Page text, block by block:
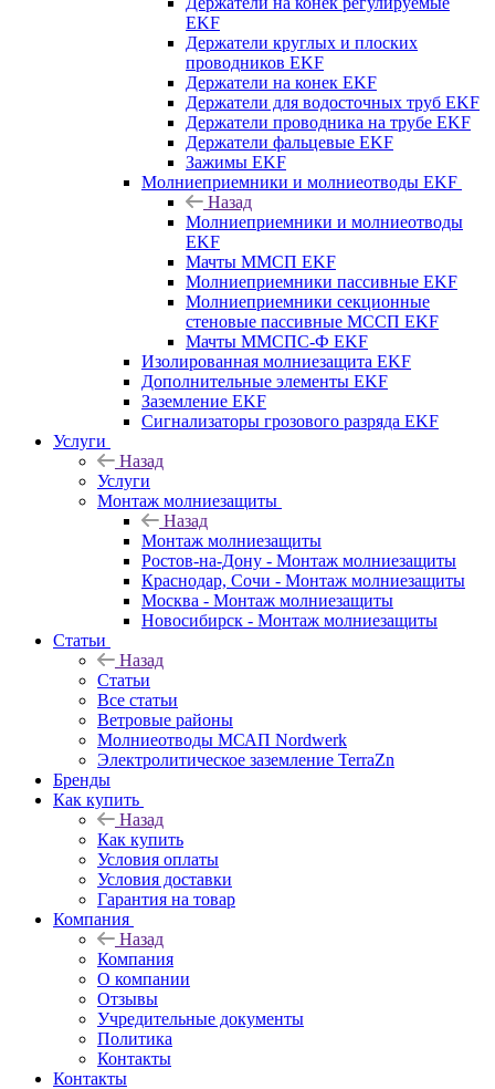
EKF
Держатели круглых и плоских
проводников EKF
Держатели на конек EKF
Держатели для водосточных труб EKF
Держатели проводника на трубе EKF
Держатели фальцевые EKF
Зажимы EKF
Молниеприемники и молниеотводы EKF
Назад
Молниеприемники и молниеотводы
EKF
Мачты ММСП EKF
Молниеприемники пассивные EKF
Молниеприемники секционные
стеновые пассивные МССП EKF
Мачты ММСПС-Ф EKF
Изолированная молниезащита EKF
Дополнительные элементы EKF
Заземление EKF
Сигнализаторы грозового разряда EKF
Услуги
Назад
Услуги
Монтаж молниезащиты
Назад
Монтаж молниезащиты
Ростов-на-Дону - Монтаж молниезащиты
Краснодар, Сочи - Монтаж молниезащиты
Москва - Монтаж молниезащиты
Новосибирск - Монтаж молниезащиты
Статьи
Назад
Статьи
Все статьи
Ветровые районы
Молниеотводы МСАП Nordwerk
Электролитическое заземление TerraZn
Бренды
Как купить
Назад
Как купить
Условия оплаты
Условия доставки
Гарантия на товар
Компания
Назад
Компания
О компании
Отзывы
Учредительные документы
Политика
Контакты
Контакты